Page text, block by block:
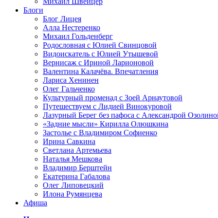
Блоги
Блог Лицея
Алла Нестеренко
Михаил Гольденберг
Родословная с Юлией Свинцовой
Видоискатель с Юлией Утышевой
Вернисаж с Ириной Ларионовой
Валентина Калачёва. Впечатления
Лариса Хенинен
Олег Гальченко
Культурный променад с Зоей Арнаутовой
Путешествуем с Лидией Винокуровой
Лазурный Берег без пафоса с Александрой
«Задние мысли» Кирилла Олюшкина
Застолье с Владимиром Софиенко
Ирина Савкина
Светлана Артемьева
Наталья Мешкова
Владимир Берштейн
Екатерина Габалова
Олег Липовецкий
Илона Румянцева
Афиша